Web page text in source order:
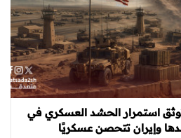
استمرار الحشد العسكري في
وإيران تتحصن عسكريًا